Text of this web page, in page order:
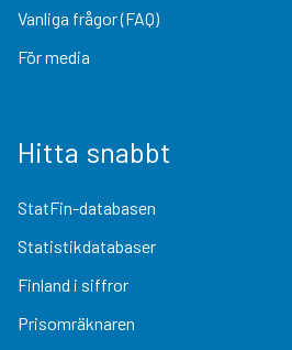
Vanliga frågor (FAQ)
För media
Hitta snabbt
StatFin-databasen
Statistikdatabaser
Finland i siffror
Prisomräknaren